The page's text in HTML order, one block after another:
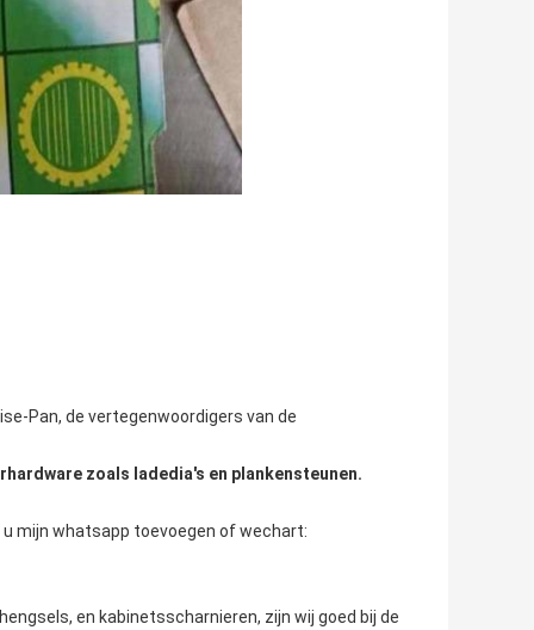
Pan, de vertegenwoordigers van de
zoals ladedia's en plankensteunen.
mijn whatsapp toevoegen of wechart:
en kabinetsscharnieren, zijn wij goed bij de